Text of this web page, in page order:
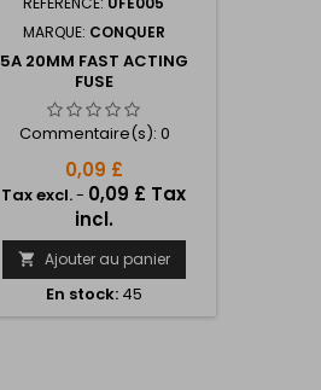
MARQUE: CONQUER
5A 20MM FAST ACTING
FUSE
Commentaire(s):0
0,09 £
Tax excl.- 0,09 £ Tax
incl.
 Ajouter au panier
En stock: 45